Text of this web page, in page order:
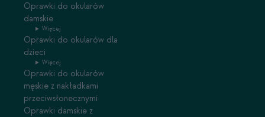
Oprawki do okularów
damskie
Więcej
Oprawki do okularów dla
dzieci
Więcej
Oprawki do okularów
męskie z nakładkami
przeciwsłonecznymi
Oprawki damskie z